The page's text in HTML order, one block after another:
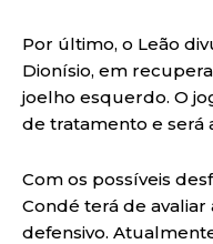
Por último, o Leão
Dionísio, em
joelho esquerdo. O
de tratamento e será
Com os possíveis
Condé terá de
defensivo.